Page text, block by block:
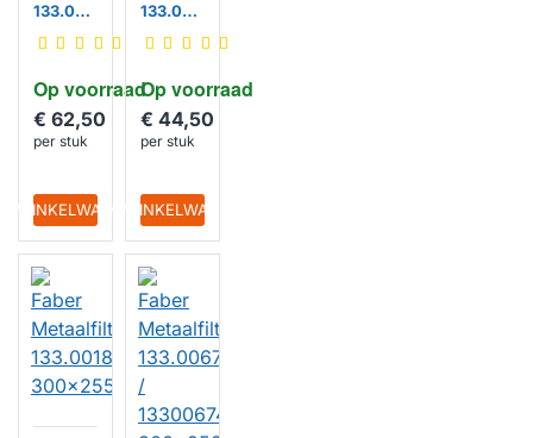
Op voorraad
133.001
252x36
€ 62,50
per stuk
WINKELWAGEN
Op voorraad
133.001
516x188
€ 44,50
per stuk
IN WINKELWAGEN